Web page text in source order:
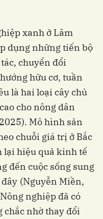
xanh ở Lâm
dụng những tiến bộ
chuyển đổi
hữu cơ, tuần
là hai loại cây chủ
cho nông dân
Mô hình sản
chuỗi giá trị ở Bắc
lại hiệu quả kinh tế
đến cuộc sống sung
(Nguyễn Miền,
nghiệp đã có
nhờ thay đổi